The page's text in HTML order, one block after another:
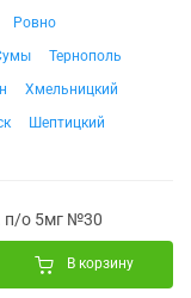
Ровно
Тернополь
Хмельницкий
Шептицкий
п/о 5мг №30
В корзину